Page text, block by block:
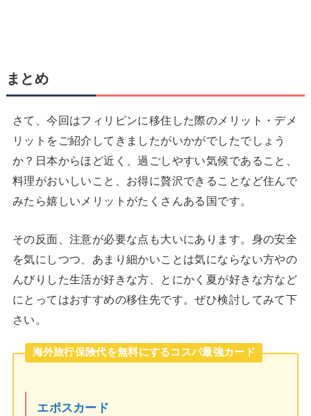
まとめ
さて、今回はフィリピンに移住した際のメリット・デメ
リットをご紹介してきましたがいかがでしたでしょう
か？日本からほど近く、過ごしやすい気候であること、
料理がおいしいこと、お得に贅沢できることなど住んで
みたら嬉しいメリットがたくさんある国です。
その反面、注意が必要な点も大いにあります。身の安全
を気にしつつ、あまり細かいことは気にならない方やの
んびりした生活が好きな方、とにかく夏が好きな方など
にとってはおすすめの移住先です。ぜひ検討してみて下
さい。
海外旅行保険代を無料にするコスパ最強カード
エポスカード